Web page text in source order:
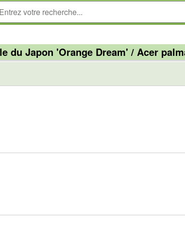
du Japon 'Orange Dream' / Acer